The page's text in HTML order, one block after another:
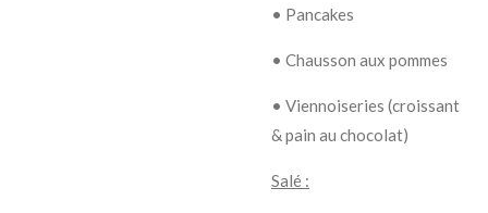
• Pancakes
• Chausson aux pommes
• Viennoiseries (croissant
& pain au chocolat)
Salé :